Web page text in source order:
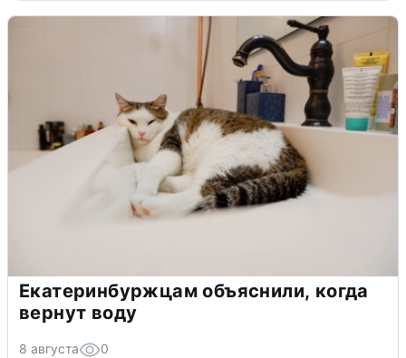
Екатеринбуржцам объяснили, когда
вернут воду
8 августа 0